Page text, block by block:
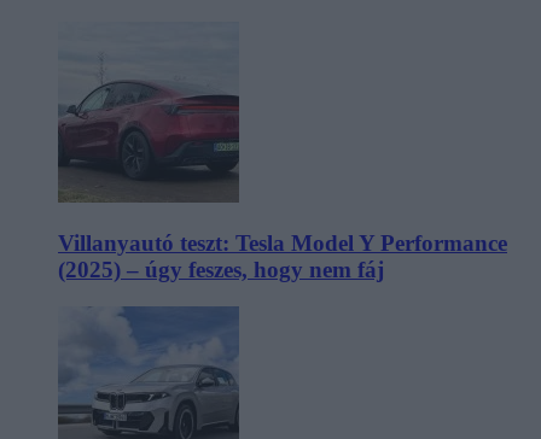
Villanyautó teszt: Tesla Model Y Performance
(2025) – úgy feszes, hogy nem fáj